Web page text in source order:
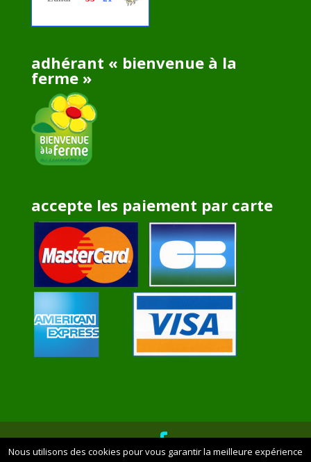
adhérant « bienvenue à la
ferme »
accepte les paiement par carte
Nous utilisons des cookies pour vous garantir la meilleure expérience